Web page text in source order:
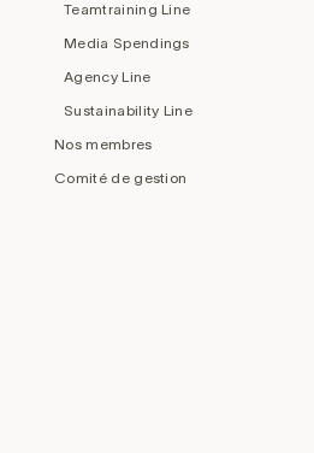
Teamtraining Line
Media Spendings
Agency Line
Sustainability Line
Nos membres
Comité de gestion